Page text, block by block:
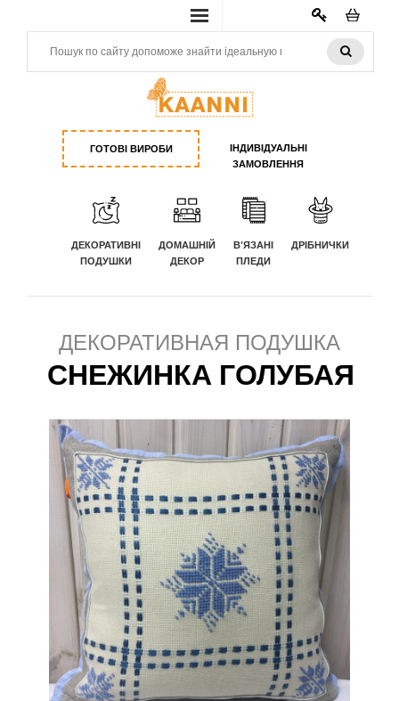
КАБИНЕТ
ГОТОВІ ВИРОБИ
ІНДИВІДУАЛЬНІ
ЗАМОВЛЕННЯ
ДЕКОРАТИВНІ
ПОДУШКИ
ДОМАШНІЙ
ДЕКОР
В'ЯЗАНІ
ПЛЕДИ
ДРІБНИЧКИ
ДЕКОРАТИВНАЯ ПОДУШКА
СНЕЖИНКА ГОЛУБАЯ